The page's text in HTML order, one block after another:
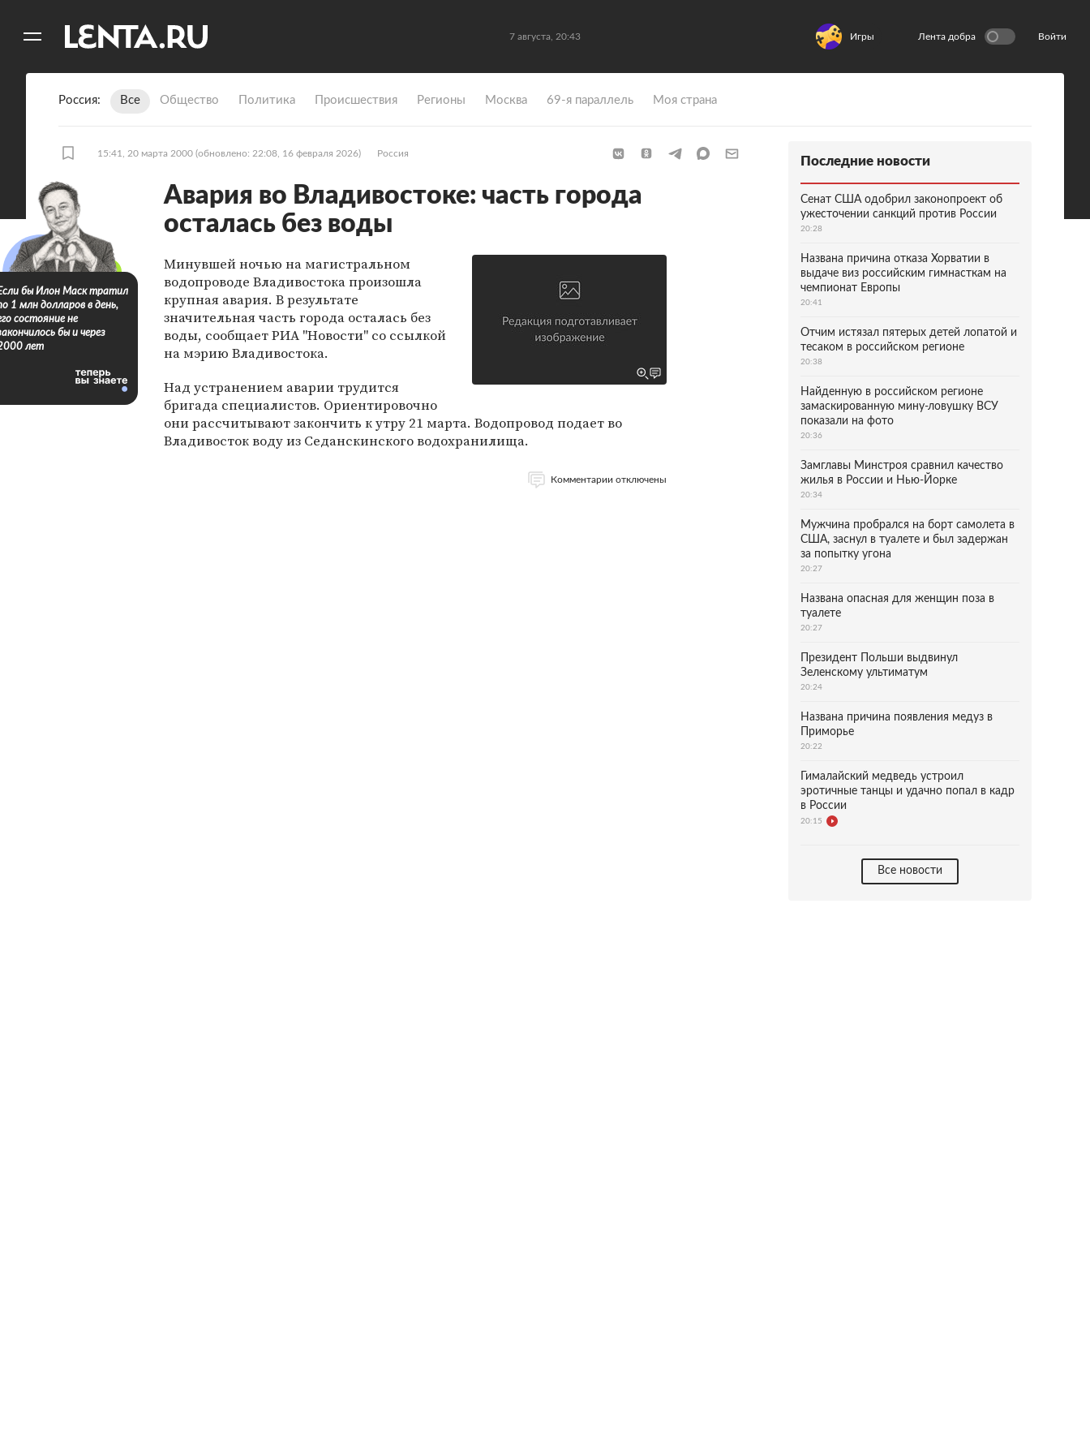
7 августа, 20:44 Игры Лента добра Войти
Россия Все Общество Политика Происшествия Регионы Москва 69-я параллель Моя страна
15:41, 20 марта 2000 (обновлено: 22:08, 16 февраля 2026) Россия
Авария во Владивостоке: часть города
осталась без воды
Минувшей ночью на магистральном
водопроводе Владивостока произошла
крупная авария. В результате
значительная часть города осталась без
воды, сообщает РИА "Новости" со ссылкой
на мэрию Владивостока.
Над устранением аварии трудится
бригада специалистов. Ориентировочно
они рассчитывают закончить к утру 21 марта. Водопровод подает во
Владивосток воду из Седанскинского водохранилища.
Комментарии отключены
бы Илон Маск тратил
1 млн долларов в день,
состояние не
бы и через
лет
Последние новости
Сенат США одобрил законопроект об
ужесточении санкций против России
20:28
Названа причина отказа Хорватии в
выдаче виз российским гимнасткам на
чемпионат Европы
20:41
Отчим истязал пятерых детей лопатой и
тесаком в российском регионе
20:38
Найденную в российском регионе
замаскированную мину-ловушку ВСУ
показали на фото
20:36
Замглавы Минстроя сравнил качество
жилья в России и Нью-Йорке
20:34
Мужчина пробрался на борт самолета в
США, заснул в туалете и был задержан
за попытку угона
20:27
Названа опасная для женщин поза в
туалете
20:27
Президент Польши выдвинул
Зеленскому ультиматум
20:24
Названа причина появления медуз в
Приморье
20:22
Гималайский медведь устроил
эротичные танцы и удачно попал в кадр
в России
20:15
Все новости